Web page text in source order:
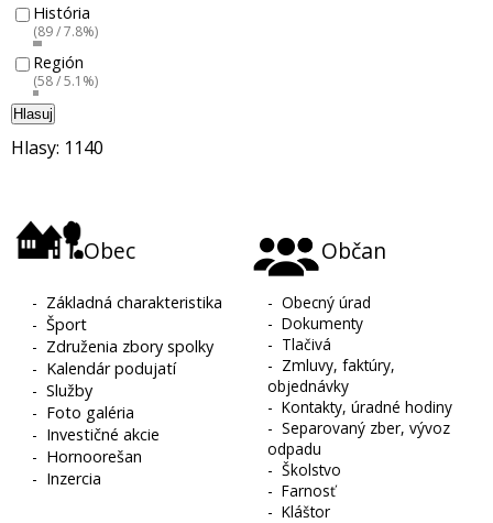
História
(89 / 7.8%)
Región
(58 / 5.1%)
Hlasuj
Hlasy: 1140
Obec
- Základná charakteristika
-Šport
- Združenia zbory spolky
- Kalendár podujatí
-Služby
- Foto galéria
- Investičné akcie
- Hornoorešan
- Inzercia
Občan
-Obecný úrad
-Dokumenty
- Tlačivá
- Zmluvy, faktúry,
objednávky
-Kontakty, úradné hodiny
-Separovaný zber, vývoz
odpadu
-Školstvo
-Farnosť
-Kláštor